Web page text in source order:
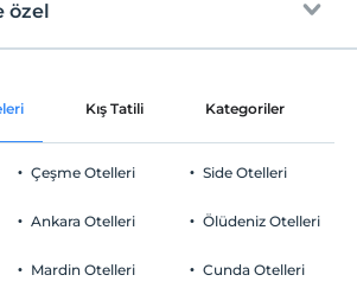
edilmemektedir.
bebekler ücretsizdir.
Ücretsiz Wi-fi
Otopark (Tesis bünyesinde)
kadar 1 çocuk ücretsizdir
özel
süslemesiKış Tatili Kategoriler
Çeşme Otelleri
Ankara Otelleri
Mardin Otelleri
Side Otelleri
Ölüdeniz Otelleri
Cunda Otelleri